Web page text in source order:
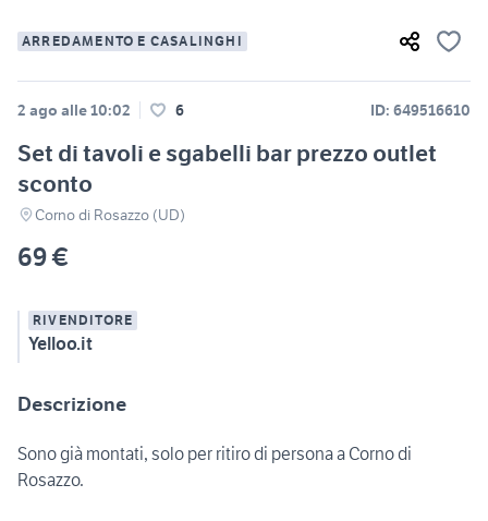
ARREDAMENTO E CASALINGHI
2 ago alle 10:02 6 ID: 649516610
Set di tavoli e sgabelli bar prezzo outlet
sconto
Corno di Rosazzo (UD)
69 €
RIVENDITORE
Yelloo.it
Descrizione
Sono già montati, solo per ritiro di persona a Corno di
Rosazzo.